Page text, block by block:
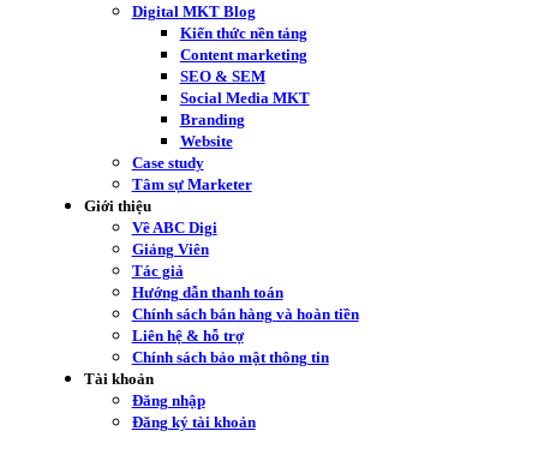
Digital MKT Blog
Kiến thức nền tảng
Content marketing
SEO & SEM
Social Media MKT
Branding
Website
Case study
Tâm sự Marketer
Giới thiệu
Về ABC Digi
Giảng Viên
Tác giả
Hướng dẫn thanh toán
Chính sách bán hàng và hoàn tiền
Liên hệ & hỗ trợ
Chính sách bảo mật thông tin
Tài khoản
Đăng nhập
Đăng ký tài khoản